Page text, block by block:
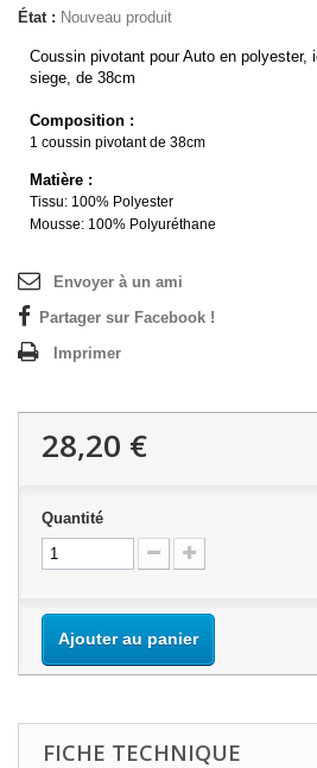
État : Nouveau produit
Coussin pivotant pour Auto en polyester,
siege, de 38cm
Composition :
1 coussin pivotant de 38cm
Matière :
Tissu: 100% Polyester
Mousse: 100% Polyuréthane
Envoyer à un ami
Partager sur Facebook !
Imprimer
28,20 €
Quantité
Ajouter au panier
FICHE TECHNIQUE